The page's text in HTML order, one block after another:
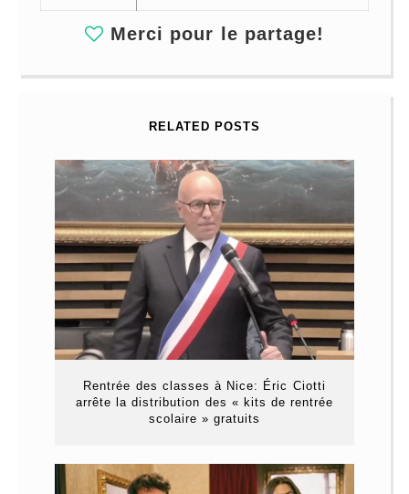
Merci pour le partage!
RELATED POSTS
Rentrée des classes à Nice: Éric Ciotti
arrête la distribution des « kits de rentrée
scolaire » gratuits